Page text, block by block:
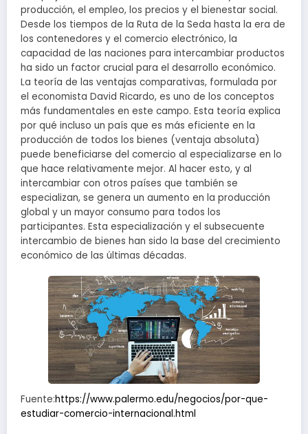
producción, el empleo, los precios y el bienestar social.
Desde los tiempos de la Ruta de la Seda hasta la era de
los contenedores y el comercio electrónico, la
capacidad de las naciones para intercambiar productos
ha sido un factor crucial para el desarrollo económico.
La teoría de las ventajas comparativas, formulada por
el economista David Ricardo, es uno de los conceptos
más fundamentales en este campo. Esta teoría explica
por qué incluso un país que es más eficiente en la
producción de todos los bienes (ventaja absoluta)
puede beneficiarse del comercio al especializarse en lo
que hace relativamente mejor. Al hacer esto, y al
intercambiar con otros países que también se
especializan, se genera un aumento en la producción
global y un mayor consumo para todos los
participantes. Esta especialización y el subsecuente
intercambio de bienes han sido la base del crecimiento
económico de las últimas décadas.
Fuente:https://www.palermo.edu/negocios/por-que-
estudiar-comercio-internacional.html